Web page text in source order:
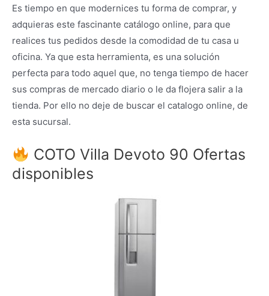
Es tiempo en que modernices tu forma de comprar, y
adquieras este fascinante catálogo online, para que
realices tus pedidos desde la comodidad de tu casa u
oficina. Ya que esta herramienta, es una solución
perfecta para todo aquel que, no tenga tiempo de hacer
sus compras de mercado diario o le da flojera salir a la
tienda. Por ello no deje de buscar el catalogo online, de
esta sucursal.
COTO Villa Devoto 90 Ofertas
disponibles